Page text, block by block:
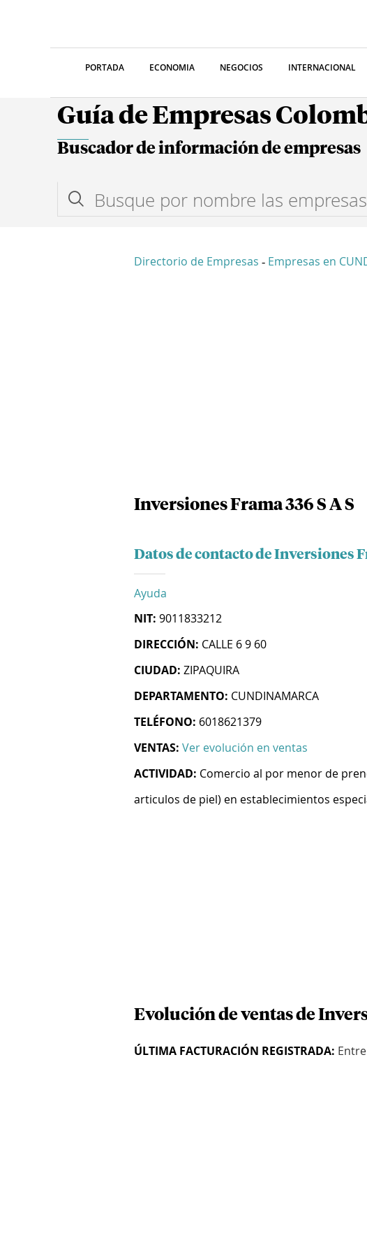
PORTADA ECONOMIA NEGOCIOS INTERNACIONAL
Guía de Empresas
Buscador de información de empresas
Directorio de Empresas - Empresas en
Inversiones Frama 336 S A S
Datos de contacto de Inversiones
Ayuda
NIT: 9011833212
DIRECCIÓN: CALLE 6 9 60
CIUDAD: ZIPAQUIRA
DEPARTAMENTO: CUNDINAMARCA
TELÉFONO: 6018621379
VENTAS: Ver evolución en ventas
ACTIVIDAD: Comercio al por menor de
articulos de piel) en establecimientos
Evolución de ventas de
ÚLTIMA FACTURACIÓN REGISTRADA: